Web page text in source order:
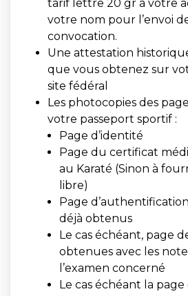
tarif lettre 20 gr à votre
votre nom pour l’envoi
convocation.
Une attestation
que vous obtenez sur
site fédéral
Les photocopies des
votre passeport sportif :
Page d’identité
Page du certificat
au Karaté (Sinon à
libre)
Page
déjà obtenus
Le cas échéant, page
obtenues avec les
l’examen concerné
Le cas échéant la